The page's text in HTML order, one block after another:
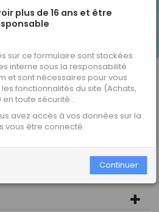
plus de 16 ans et être
sur ce formulaire sont stockées
interne sous la responsabilité
et sont nécessaires pour vous
fonctionnalités du site (Achats,
toute sécurité .
avez accès à vos données sur la
vous être connecté.
Continuer